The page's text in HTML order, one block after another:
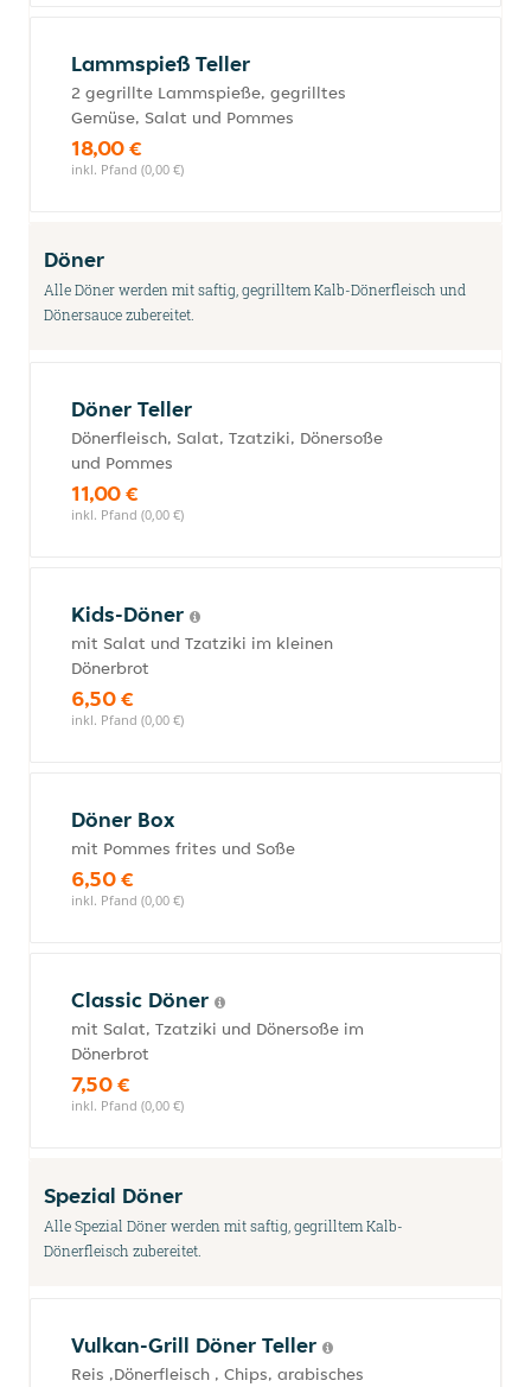
Lammspieß Teller
2 gegrillte Lammspieße, gegrilltes
Gemüse, Salat und Pommes
18,00 €
inkl. Pfand (0,00 €)
Döner
Alle Döner werden mit saftig, gegrilltem Kalb-Dönerfleisch und
Dönersauce zubereitet.
Döner Teller
Dönerfleisch, Salat, Tzatziki, Dönersoße
und Pommes
11,00 €
inkl. Pfand (0,00 €)
Kids-Döner
mit Salat und Tzatziki im kleinen
Dönerbrot
6,50 €
inkl. Pfand (0,00 €)
Döner Box
mit Pommes frites und Soße
6,50 €
inkl. Pfand (0,00 €)
Classic Döner
mit Salat, Tzatziki und Dönersoße im
Dönerbrot
7,50 €
inkl. Pfand (0,00 €)
Spezial Döner
Alle Spezial Döner werden mit saftig, gegrilltem Kalb-
Dönerfleisch zubereitet.
Vulkan-Grill Döner Teller
Reis ,Dönerfleisch , Chips, arabisches